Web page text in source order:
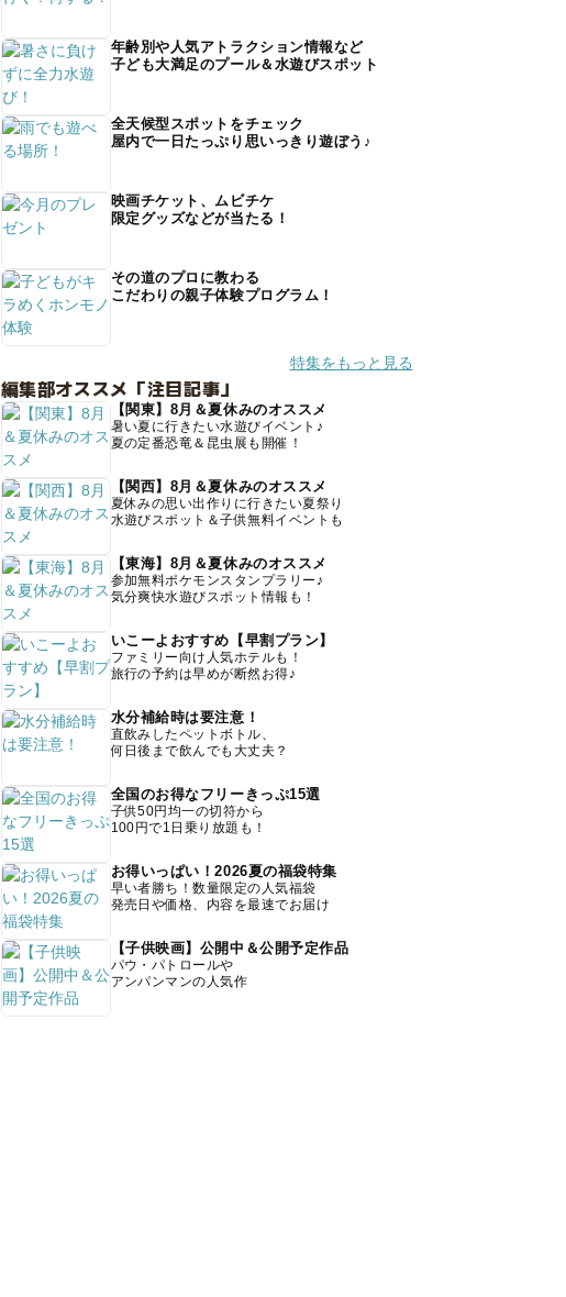
年齢別や人気アトラクション情報など
子ども大満足のプール＆水遊びスポット
全天候型スポットをチェック
屋内で一日たっぷり思いっきり遊ぼう♪
映画チケット、ムビチケ
限定グッズなどが当たる！
その道のプロに教わる
こだわりの親子体験プログラム！
特集をもっと見る
編集部オススメ「注目記事」
【関東】8月＆夏休みのオススメ
暑い夏に行きたい水遊びイベント♪
夏の定番恐竜＆昆虫展も開催！
【関西】8月＆夏休みのオススメ
夏休みの思い出作りに行きたい夏祭り
水遊びスポット＆子供無料イベントも
【東海】8月＆夏休みのオススメ
参加無料ポケモンスタンプラリー♪
気分爽快水遊びスポット情報も！
いこーよおすすめ【早割プラン】
ファミリー向け人気ホテルも！
旅行の予約は早めが断然お得♪
水分補給時は要注意！
直飲みしたペットボトル、
何日後まで飲んでも大丈夫？
全国のお得なフリーきっぷ15選
子供50円均一の切符から
100円で1日乗り放題も！
お得いっぱい！2026夏の福袋特集
早い者勝ち！数量限定の人気福袋
発売日や価格、内容を最速でお届け
【子供映画】公開中＆公開予定作品
パウ・パトロールや
アンパンマンの人気作